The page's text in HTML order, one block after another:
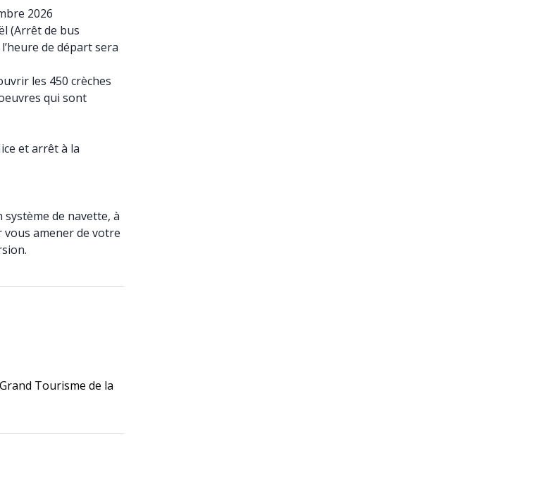
2026
(Arrêt de bus
de départ sera
les 450 crèches
qui sont
et arrêt à la
de navette, à
amener de votre
Tourisme de la